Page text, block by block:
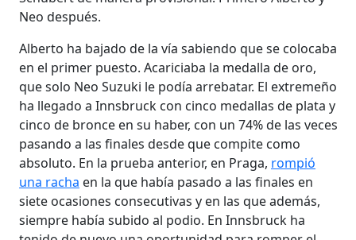
Neo después.
Alberto ha bajado de la vía sabiendo que se colocaba
en el primer puesto. Acariciaba la medalla de oro,
que solo Neo Suzuki le podía arrebatar. El extremeño
ha llegado a Innsbruck con cinco medallas de plata y
cinco de bronce en su haber, con un 74% de las veces
pasando a las finales desde que compite como
absoluto. En la prueba anterior, en Praga, rompió
una racha en la que había pasado a las finales en
siete ocasiones consecutivas y en las que además,
siempre había subido al podio. En Innsbruck ha